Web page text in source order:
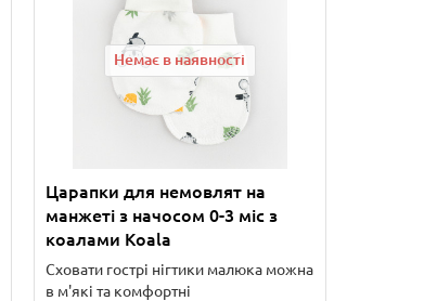
Немає в наявності
Царапки для немовлят на
манжеті з начосом 0-3 міс з
коалами Koala
Сховати гострі нігтики малюка можна
в м'які та комфортні